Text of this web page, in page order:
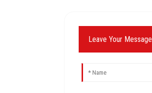
Leave Your Message